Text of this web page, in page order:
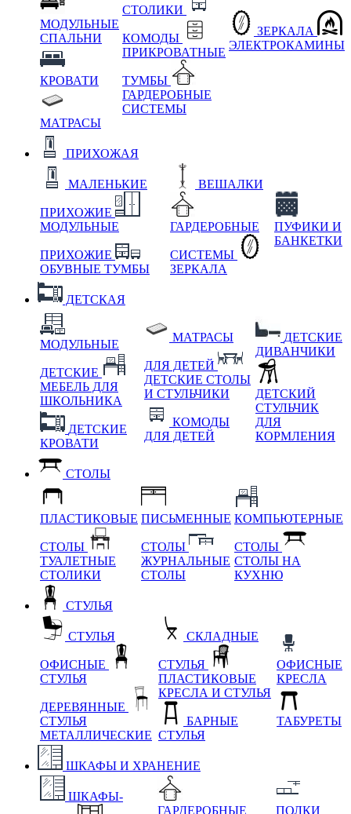
МОДУЛЬНЫЕ
СПАЛЬНИ
КРОВАТИ
МАТРАСЫ
СТОЛИКИ
КОМОДЫ
ПРИКРОВАТНЫЕ
ТУМБЫ
ГАРДЕРОБНЫЕ
СИСТЕМЫ
ЗЕРКАЛА
ЭЛЕКТРОКАМИНЫ
ПРИХОЖАЯ
МАЛЕНЬКИЕ
ПРИХОЖИЕ
МОДУЛЬНЫЕ
ПРИХОЖИЕ
ОБУВНЫЕ ТУМБЫ
ВЕШАЛКИ
ГАРДЕРОБНЫЕ
СИСТЕМЫ
ЗЕРКАЛА
ПУФИКИ И
БАНКЕТКИ
ДЕТСКАЯ
МОДУЛЬНЫЕ
ДЕТСКИЕ
МЕБЕЛЬ ДЛЯ
ШКОЛЬНИКА
ДЕТСКИЕ
КРОВАТИ
МАТРАСЫ
ДЛЯ ДЕТЕЙ
ДЕТСКИЕ СТОЛЫ
И СТУЛЬЧИКИ
КОМОДЫ
ДЛЯ ДЕТЕЙ
ДЕТСКИЕ
ДИВАНЧИКИ
ДЕТСКИЙ
СТУЛЬЧИК
ДЛЯ
КОРМЛЕНИЯ
СТОЛЫ
ПЛАСТИКОВЫЕ
СТОЛЫ
ТУАЛЕТНЫЕ
СТОЛИКИ
ПИСЬМЕННЫЕ
СТОЛЫ
ЖУРНАЛЬНЫЕ
СТОЛЫ
КОМПЬЮТЕРНЫЕ
СТОЛЫ
СТОЛЫ НА
КУХНЮ
СТУЛЬЯ
СТУЛЬЯ
ОФИСНЫЕ
СТУЛЬЯ
ДЕРЕВЯННЫЕ
СТУЛЬЯ
МЕТАЛЛИЧЕСКИЕ
СКЛАДНЫЕ
СТУЛЬЯ
ПЛАСТИКОВЫЕ
КРЕСЛА И СТУЛЬЯ
БАРНЫЕ
СТУЛЬЯ
ОФИСНЫЕ
КРЕСЛА
ТАБУРЕТЫ
ШКАФЫ И ХРАНЕНИЕ
ШКАФЫ-
ГАРДЕРОБНЫЕ
ПОЛКИ